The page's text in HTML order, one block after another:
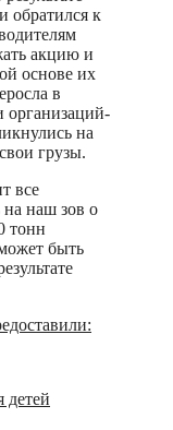
обратился к
акцию и
основе их
в
организаций-
на
грузы.
все
на наш зов о
тонн
быть
детей